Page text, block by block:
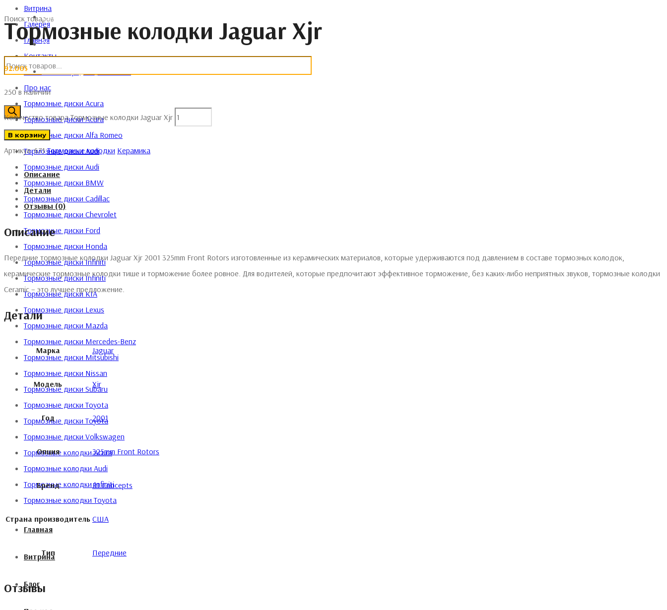
Витрина
Галерея
Главная
Контакты
Политика конфиденциальности
Про нас
Тормозные диски Acura
Тормозные диски Acura
Тормозные диски Alfa Romeo
Тормозные диски Audi
Тормозные диски Audi
Тормозные диски BMW
Тормозные диски Cadillac
Тормозные диски Chevrolet
Тормозные диски Ford
Тормозные диски Honda
Тормозные диски Infiniti
Тормозные диски Infiniti
Тормозные диски KIA
Тормозные диски Lexus
Тормозные диски Mazda
Тормозные диски Mercedes-Benz
Тормозные диски Mitsubishi
Тормозные диски Nissan
Тормозные диски Subaru
Тормозные диски Toyota
Тормозные диски Toyota
Тормозные диски Volkswagen
Тормозные колодки Acura
Тормозные колодки Audi
Тормозные колодки Infiniti
Тормозные колодки Toyota
Главная
Витрина
Блог
Поиск товаровГАЛЕРЕЯ
О НАС
КОНТАКТЫ
Тормозные колодки Jaguar Xjr
92.00$
250 в наличии
Количество товара Тормозные колодки Jaguar Xjr
В корзину
Артикул:671 Тормозные колодки Керамика
Описание
Детали
Отзывы (0)
Описание
Передние тормозные колодки Jaguar Xjr 2001 325mm Front Rotors изготовленные из керамических материалов, которые удерживаются под давлением в составе тормозных колодок,
керамические тормозные колодки тише и торможение более ровное. Для водителей, которые предпочитают эффективное торможение, без каких-либо неприятных звуков, тормозные колодки
Ceramic – это лучшее предложение.
Детали
Марка Jaguar
Модель Xjr
Год 2001
Опция 325mm Front Rotors
Бренд R1 Concepts
Страна производитель США
Тип Передние
Отзывы